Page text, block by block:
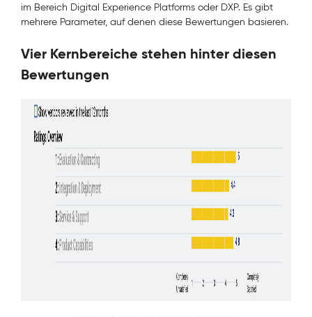
im Bereich Digital Experience Platforms oder DXP. Es gibt
mehrere Parameter, auf denen diese Bewertungen basieren.
Vier Kernbereiche stehen hinter diesen
Bewertungen